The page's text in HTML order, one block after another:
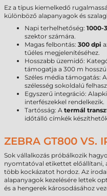
Ez a típus kiemelkedő
különböző alapanyagok és
Napi terhelhetőség: 1000-
szektor számára.
Magas felbontás: 300 dpi
tűéles megjelenítéséhez.
Hosszabb üzemidő:
támogatja a 300 m hosszú
Széles média támogatás: A
szélesség sokoldalú
Egyszerű integráció:
interfészekkel rendelkezik.
Tartósság: A termál
időtálló címkék
ZEBRA GT800 VS.
Sok vállalkozás próbálkozik
nyomtatóval etikettet előállítani,
több kockázatot hordoz. Az
alapanyagok kezelésére lettek
és a hengerek károsodásához